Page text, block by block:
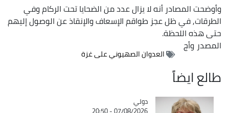
وأوضحت المصادر أنه لا يزال عدد من الضحايا تحت الركام وفي
الطرقات, في ظل عجز طواقم الإسعاف والإنقاذ عن الوصول إليهم
حتى هذه اللحظة.
المصدروأج
العدوان الصهيوني على غزة
طالع ايضاً
Catégorie
دولي